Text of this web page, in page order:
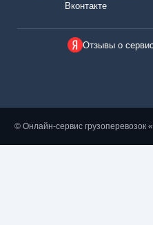
Вконтакте
Отзывы о
© Онлайн-сервис